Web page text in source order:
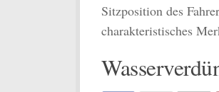
Sitzposition des
charakteristisches